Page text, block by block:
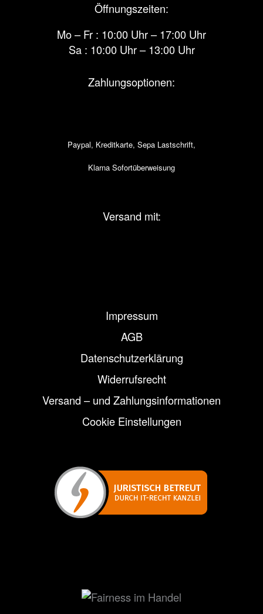
Öffnungszeiten:
Mo – Fr : 10:00 Uhr – 17:00 Uhr
Sa : 10:00 Uhr – 13:00 Uhr
Zahlungsoptionen:
Paypal, Kreditkarte, Sepa Lastschrift,
Klarna Sofortüberweisung
Versand mit:
Impressum
AGB
Datenschutzerklärung
Widerrufsrecht
Versand – und Zahlungsinformationen
Cookie Einstellungen